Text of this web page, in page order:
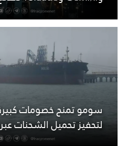
سومو تمنح خصومات
لتحفيز تحميل الشحنات